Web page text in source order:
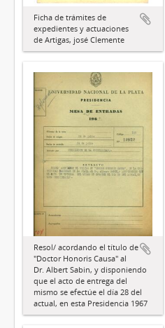
Ficha de trámites de
expedientes y actuaciones
de Artigas, josé Clemente
Resol/ acordando el título de
"Doctor Honoris Causa" al
Dr. Albert Sabin, y disponiendo
que el acto de entrega del
mismo se efectúe el día 28 del
actual, en esta Presidencia 1967